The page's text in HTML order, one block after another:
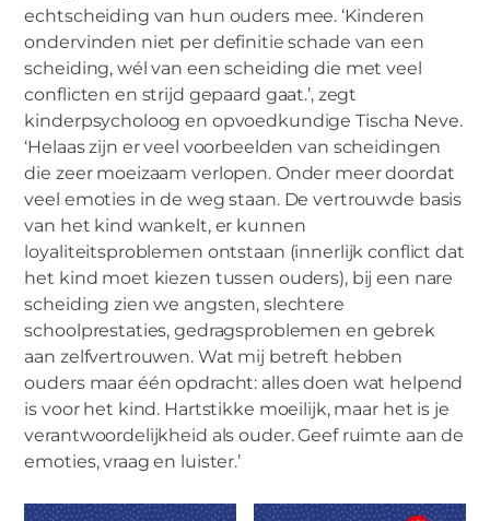
echtscheiding van hun ouders mee. ‘Kinderen
ondervinden niet per definitie schade van een
scheiding, wél van een scheiding die met veel
conflicten en strijd gepaard gaat.’, zegt
kinderpsycholoog en opvoedkundige Tischa Neve.
‘Helaas zijn er veel voorbeelden van scheidingen
die zeer moeizaam verlopen. Onder meer doordat
veel emoties in de weg staan. De vertrouwde basis
van het kind wankelt, er kunnen
loyaliteitsproblemen ontstaan (innerlijk conflict dat
het kind moet kiezen tussen ouders), bij een nare
scheiding zien we angsten, slechtere
schoolprestaties, gedragsproblemen en gebrek
aan zelfvertrouwen. Wat mij betreft hebben
ouders maar één opdracht: alles doen wat helpend
is voor het kind. Hartstikke moeilijk, maar het is je
verantwoordelijkheid als ouder. Geef ruimte aan de
emoties, vraag en luister.’